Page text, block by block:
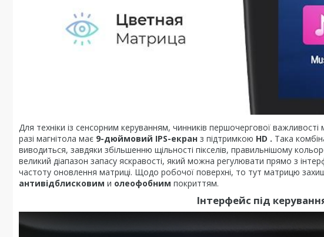
Для техніки із сенсорним керуванням, чинників першочергової
разі магнітола має 9-дюймовий IPS-екран з підтримкою HD . Така
виводиться, завдяки збільшенню щільності пікселів, правильнішому
великий діапазон запасу яскравості, який можна регулювати прямо з
частоту оновлення матриці. Щодо робочої поверхні, то тут матрицю
антивідблисковим и олеофобним покриттям.
Інтерфейс під